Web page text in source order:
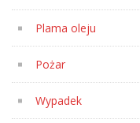
Plama oleju
Pożar
Wypadek